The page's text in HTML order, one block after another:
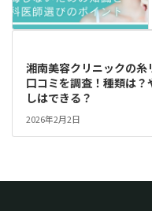
湘南美容クリニックの糸
口コミを調査！種類は？
しはできる？
2026年2月2日